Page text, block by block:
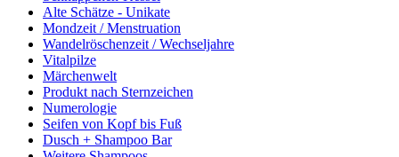
Alte Schätze - Unikate
Mondzeit / Menstruation
Wandelröschenzeit / Wechseljahre
Vitalpilze
Märchenwelt
Produkt nach Sternzeichen
Numerologie
Seifen von Kopf bis Fuß
Dusch + Shampoo Bar